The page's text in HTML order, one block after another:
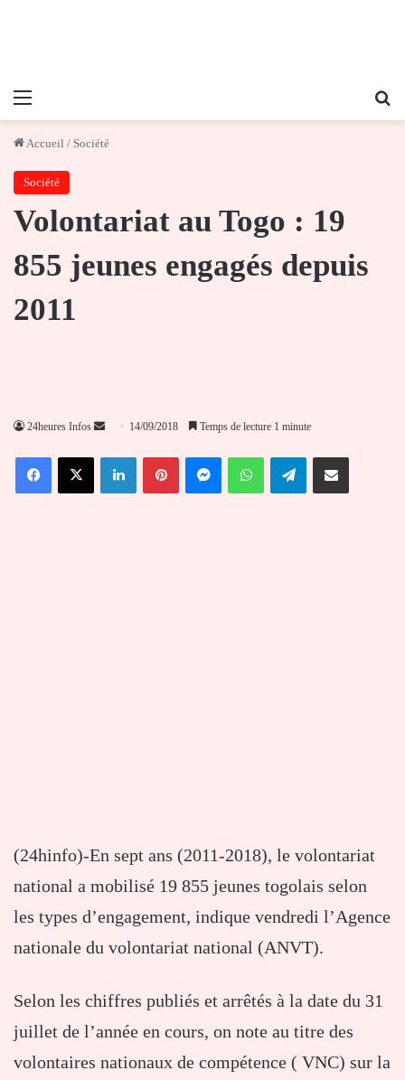
Menu
Accueil / Société
Société
Volontariat au Togo : 19
855 jeunes engagés depuis
2011
24heures Infos
Envoyer
courriel
14/09/2018 Temps de lecture 1 minute
FacebookX LinkedinPinterestMessengerWhatsAppTelegramPartager par email
(24hinfo)-En sept ans (2011-2018), le volontariat
national a mobilisé 19 855 jeunes togolais selon
les types d’engagement, indique vendredi l’Agence
nationale du volontariat national (ANVT).
Selon les chiffres publiés et arrêtés à la date du 31
juillet de l’année en cours, on note au titre des
volontaires nationaux de compétence ( VNC) sur la